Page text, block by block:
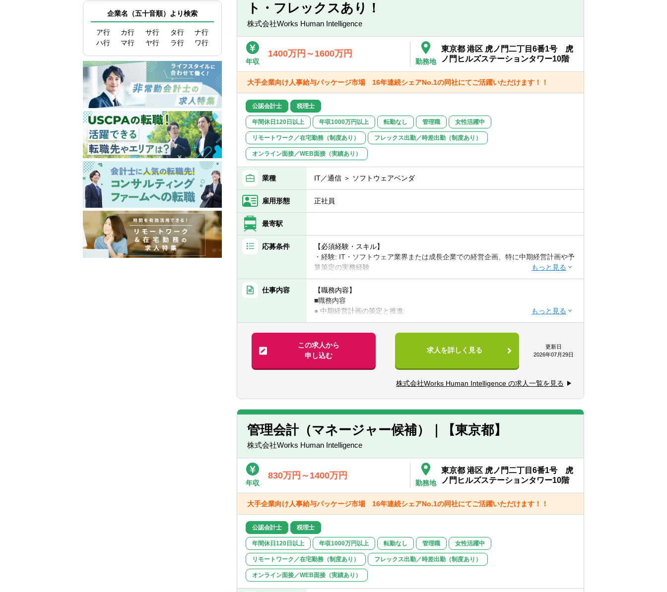
企業名（五十音順）より検索
ア行 カ行 サ行 タ行
ナ行
ハ行
マ行 ヤ行 ラ行 ワ行
ト・フレックスあり！
株式会社Works Human Intelligence
年収
1400万円～1600万円
勤務地
東京都 港区 虎ノ門二丁目6番1号 虎
ノ門ヒルズステーションタワー10階
大手企業向け人事給与パッケージ市場 16年連続シェアNo.1の同社にてご活躍いただけます！！
公認会計士 税理士
年間休日120日以上 年収1000万円以上 転勤なし 管理職 女性活躍中
リモートワーク／在宅勤務（制度あり） フレックス出勤／時差出勤（制度あり）
オンライン面接／WEB面接（実績あり）
業種 IT／通信 ＞ ソフトウェアベンダ
雇用形態 正社員
最寄駅
応募条件
【必須経験・スキル】
・経験: IT・ソフトウェア業界または成長企業での経営企画、特に中期経営計画や予
算策定の実務経験
・財務会計知識: 高度な会計・財務知識を有し、P/L、B/S、C/Fを深く理解している
方。
会計監査・コンサルティング等も含め、経理部門との連携経験があれば尚可。
・プロセス構築・改善能力: 経営管理や業務プロセスの設計・改善に関する実務経
等)を用いた高度なデータ分析能力。
・コミュニケーション能力: チーム内外、部門横断的な調整力、経営層に対する優れ
たプレゼンテーション・ネゴシエーション能力。
・マインドセット: 主体的に業務を推進できるオーナーシップ、成果物に対する高い
・主体性をもって、積極的且つ柔軟に業務に取り組む姿勢のある方
・曖昧かつ不確実な環境の中でも、指示を待つことなく、自ら考え行動し結果を出
せる方
・未経験の事柄にも向上心をもって取り組む姿勢のある方
仕事内容
【職務内容】
■職務内容
● 中期経営計画の策定と推進:
・全社レベルでの翌3年間の中期経営計画策定プロセス全体を主導する。
・策定にあたり、各部門と連携し、中期経営計画上の目標設定とアクションプラ
ンを構築する。
財務担当執行役員へ報告する
・経理部門が作成した月次決算報告を踏まえて、翌月/翌四半期のPL見通しへ反映
する。
● 経理・販売管理部門・他部門との連携およびプロセス構築:
・経理部門・販売管理部門と密接に連携し、実績データの早期把握、会計方針の
・営業・開発・導入・コンサルティング等の他部門と連携し、予実分析の結果の
共有をタイムリーに実施し、事業計画の進捗把握及びこれに対するアクションプラ
ン構築を共に実施する。
・経営管理に関わる業務フローやシステム(予算管理ツールなど)の導入・改善を主
● 経営会議資料の作成:
・取締役会や経営会議に向けた中期計画および業績見通しに関する資料を作成す
る。
・その他、管理会計視点での分析とアクションプランに関する資料を作成する。
この求人から
申し込む
求人を詳しく見る
更新日
2026年07月29日
株式会社Works Human Intelligence の求人一覧を見る
管理会計（マネージャー候補）｜【東京都】
株式会社Works Human Intelligence
年収
830万円～1400万円
勤務地
東京都 港区 虎ノ門二丁目6番1号 虎
ノ門ヒルズステーションタワー10階
大手企業向け人事給与パッケージ市場 16年連続シェアNo.1の同社にてご活躍いただけます！！
公認会計士 税理士
年間休日120日以上 年収1000万円以上 転勤なし 管理職 女性活躍中
リモートワーク／在宅勤務（制度あり） フレックス出勤／時差出勤（制度あり）
オンライン面接／WEB面接（実績あり）